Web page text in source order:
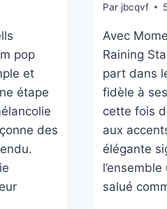
pop
et
étape
des
Par jbcqvf
Avec
Raining
part dans
fidèle à
cette fois
aux
élégante
salué